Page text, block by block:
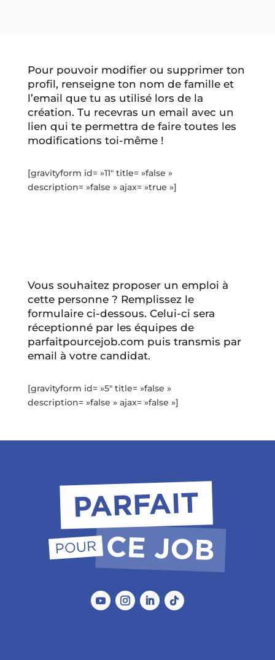
Pour pouvoir modifier ou supprimer ton
profil, renseigne ton nom de famille et
l’email que tu as utilisé lors de la
création. Tu recevras un email avec un
lien qui te permettra de faire toutes les
modifications toi-même !
[gravityform id= »11″ title= »false »
description= »false » ajax= »true »]
Vous souhaitez proposer un emploi à
cette personne ? Remplissez le
formulaire ci-dessous. Celui-ci sera
réceptionné par les équipes de
parfaitpourcejob.com puis transmis par
email à votre candidat.
[gravityform id= »5″ title= »false »
description= »false » ajax= »false »]